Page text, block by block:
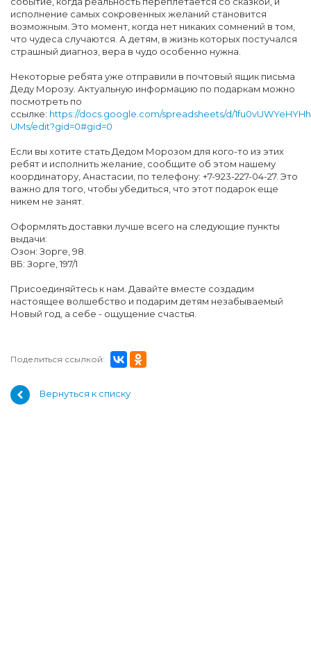
исполнение самых сокровенных желаний становится
возможным. Это момент, когда нет никаких сомнений в том,
что чудеса случаются. А детям, в жизнь которых постучался
страшный диагноз, вера в чудо особенно нужна.
Некоторые ребята уже отправили в почтовый ящик письма
Деду Морозу. Актуальную информацию по подаркам можно
посмотреть по
ссылке: https://docs.google.com/spreadsheets/d/
UMs/edit?gid=0#gid=0
Если вы хотите стать Дедом Морозом для кого-то из этих
ребят и исполнить желание, сообщите об этом нашему
координатору, Анастасии, по телефону: +7-923-227-04-27. Это
важно для того, чтобы убедиться, что этот подарок еще
никем не занят.
Оформлять доставки лучше всего на следующие пункты
выдачи:
Озон: Зорге, 98.
ВБ: Зорге, 197/1
Присоединяйтесь к нам. Давайте вместе создадим
настоящее волшебство и подарим детям незабываемый
Новый год, а себе - ощущение счастья.
Поделиться ссылкой:
Вернуться к списку